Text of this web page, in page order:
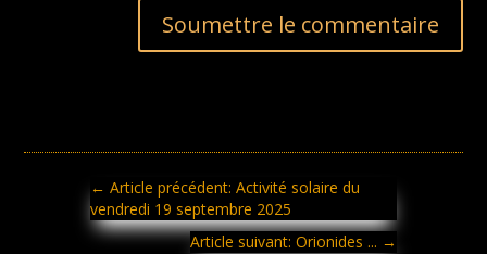
Soumettre le commentaire
← Article précédent: Activité solaire du
vendredi 19 septembre 2025
Article suivant: Orionides ... →